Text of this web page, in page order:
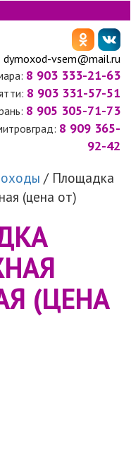
dymoxod-vsem@mail.ru
8 903 333-21-63
8 903 331-57-51
8 905 305-71-73
8 909 365-
92-42
/ Площадка
(цена от)
(ЦЕНА